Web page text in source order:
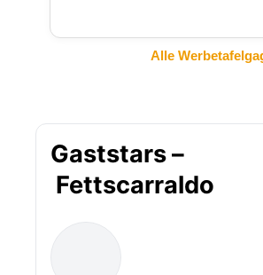
Alle
Gaststars –
Fettscarraldo